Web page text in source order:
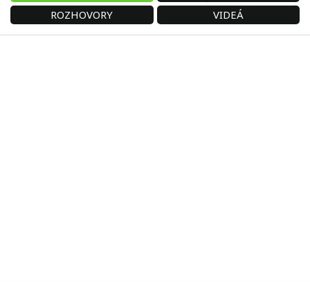
ROZHOVORY
VIDEÁ